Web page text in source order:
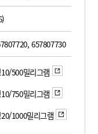
657807730
500밀리그램
750밀리그램
1000밀리그램